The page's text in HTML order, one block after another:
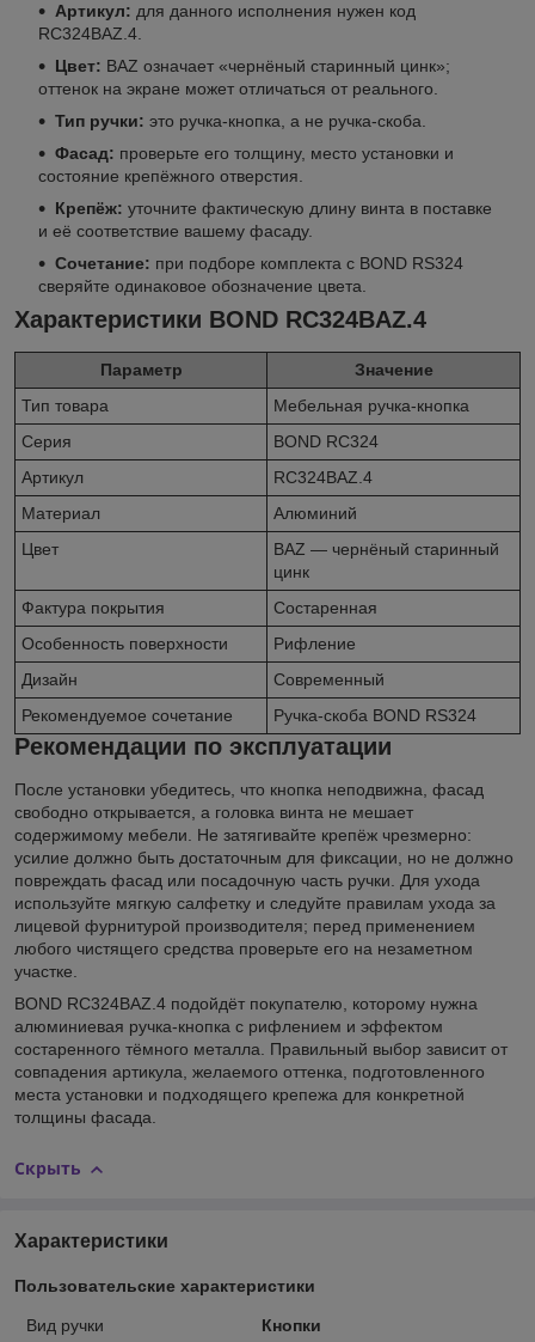
Артикул: для данного исполнения нужен код
RC324BAZ.4.
Цвет: BAZ означает «чернёный старинный цинк»;
оттенок на экране может отличаться от реального.
Тип ручки: это ручка-кнопка, а не ручка-скоба.
Фасад: проверьте его толщину, место установки и
состояние крепёжного отверстия.
Крепёж: уточните фактическую длину винта в поставке
и её соответствие вашему фасаду.
Сочетание: при подборе комплекта с BOND RS324
сверяйте одинаковое обозначение цвета.
Характеристики BOND RC324BAZ.4
Параметр
Значение
Тип товара
Мебельная ручка-кнопка
Серия
BOND RC324
Артикул
RC324BAZ.4
Материал
Алюминий
Цвет
BAZ — чернёный старинный
цинк
Фактура покрытия
Состаренная
Особенность поверхности
Рифление
Дизайн
Современный
Рекомендуемое сочетание
Ручка-скоба BOND RS324
Рекомендации по эксплуатации
После установки убедитесь, что кнопка неподвижна, фасад
свободно открывается, а головка винта не мешает
содержимому мебели. Не затягивайте крепёж чрезмерно:
усилие должно быть достаточным для фиксации, но не должно
повреждать фасад или посадочную часть ручки. Для ухода
используйте мягкую салфетку и следуйте правилам ухода за
лицевой фурнитурой производителя; перед применением
любого чистящего средства проверьте его на незаметном
участке.
BOND RC324BAZ.4 подойдёт покупателю, которому нужна
алюминиевая ручка-кнопка с рифлением и эффектом
состаренного тёмного металла. Правильный выбор зависит от
совпадения артикула, желаемого оттенка, подготовленного
места установки и подходящего крепежа для конкретной
толщины фасада.
Скрыть
Характеристики
Пользовательские характеристики
Вид ручки Кнопки